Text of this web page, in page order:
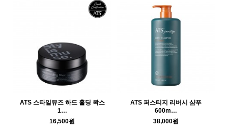
ATS 스타일뮤즈 하드 홀딩 왁스
1…
16,500원
ATS 퍼스티지 리버시 샴푸
600m…
38,000원